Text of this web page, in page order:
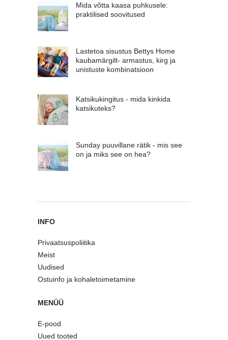
Mida võtta kaasa puhkusele:
praktilised soovitused
Lastetoa sisustus Bettys Home
kaubamärgilt- armastus, kirg ja
unistuste kombinatsioon
Katsikukingitus - mida kinkida
katsikuteks?
Sunday puuvillane rätik - mis see
on ja miks see on hea?
INFO
Privaatsuspoliitika
Meist
Uudised
Ostuinfo ja kohaletoimetamine
MENÜÜ
E-pood
Uued tooted